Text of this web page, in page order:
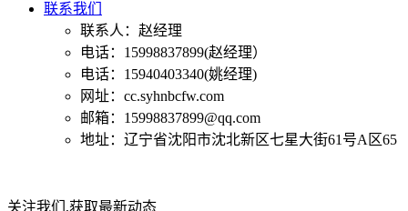
联系我们
联系人：赵经理
电话：15998837899(赵经理）
电话：15940403340(姚经理)
网址：cc.syhnbcfw.com
邮箱：15998837899@qq.com
地址：辽宁省沈阳市沈北新区七星大街61号A区65
关注我们,获取最新动态